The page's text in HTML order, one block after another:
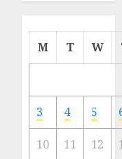
Cermin
Ibu
Kota
23/11/
M T W
3 4 5
10 11 12